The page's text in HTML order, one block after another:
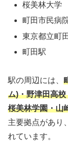
桜美林大学
町田市民病
東京都立町
町田駅
駅の周辺には、
ム)・野津田高
桜美林学園・山
主要拠点があり
れています。